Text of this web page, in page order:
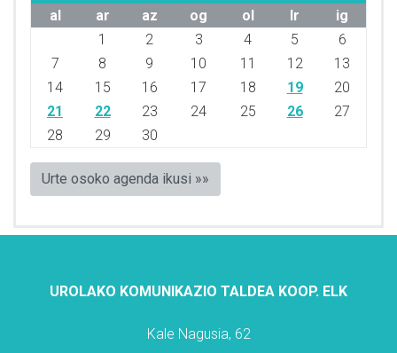
al
ar az og ol lr
ig
1
2 3 4 5
6
7
8 9 10 11 12
13
14
15 16 17 18 19
20
21
22 23 24 25 26
27
28
29 30
Urte osoko agenda ikusi »»
UROLAKO KOMUNIKAZIO TALDEA KOOP. ELK
Kale Nagusia, 62